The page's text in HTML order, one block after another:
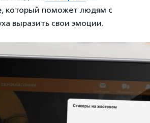
который поможет людям с
выразить свои эмоции.